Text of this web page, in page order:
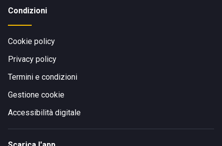
Condizioni
Cookie policy
Privacy policy
Termini e condizioni
Gestione cookie
Accessibilità digitale